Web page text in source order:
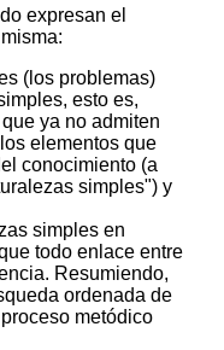
expresan el
(los problemas)
esto es,
ya no admiten
elementos que
conocimiento (a
simples") y
simples en
todo enlace entre
Resumiendo,
ordenada de
metódico